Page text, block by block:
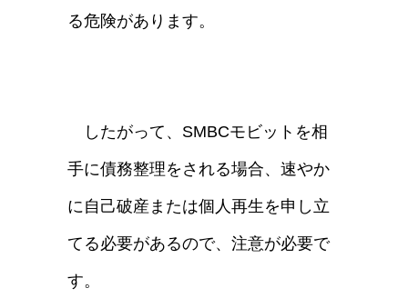
る危険があります。
したがって、SMBCモビットを相
手に債務整理をされる場合、速やか
に自己破産または個人再生を申し立
てる必要があるので、注意が必要で
す。